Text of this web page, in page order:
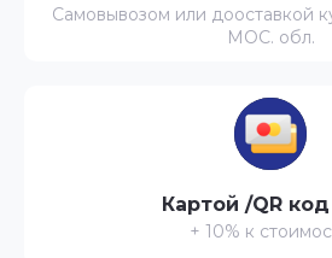
Самовывозом или дооставкой
МОС. обл.
Картой /QR
+ 10% к